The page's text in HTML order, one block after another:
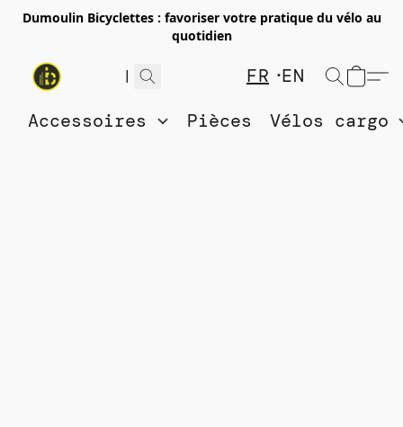
Dumoulin Bicyclettes : favoriser votre pratique du vélo au
quotidien
FR
EN
Accessoires
Pièces Vélos cargo